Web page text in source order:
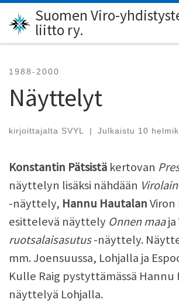
Skip to content
Suomen Viro-
liitto ry.
1988-2000
Näyttelyt
kirjoittajalta SVYL | Julkaistu 10
Konstantin Pätsistä kertovan
näyttelyn lisäksi nähdään
-näyttely, Hannu Hautalan
esittelevä näyttely Onnen maaja
ruotsalaisasutus-näyttely.
mm. Joensuussa, Lohjalla ja
Kulle Raig pystyttämässä Hannu
näyttelyä Lohjalla.